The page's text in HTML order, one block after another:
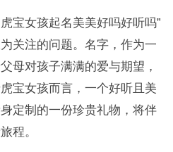
宝女孩起名美美好吗好听吗”
关注的问题。名字，作为一
母对孩子满满的爱与期望，
宝女孩而言，一个好听且美
定制的一份珍贵礼物，将伴
程。